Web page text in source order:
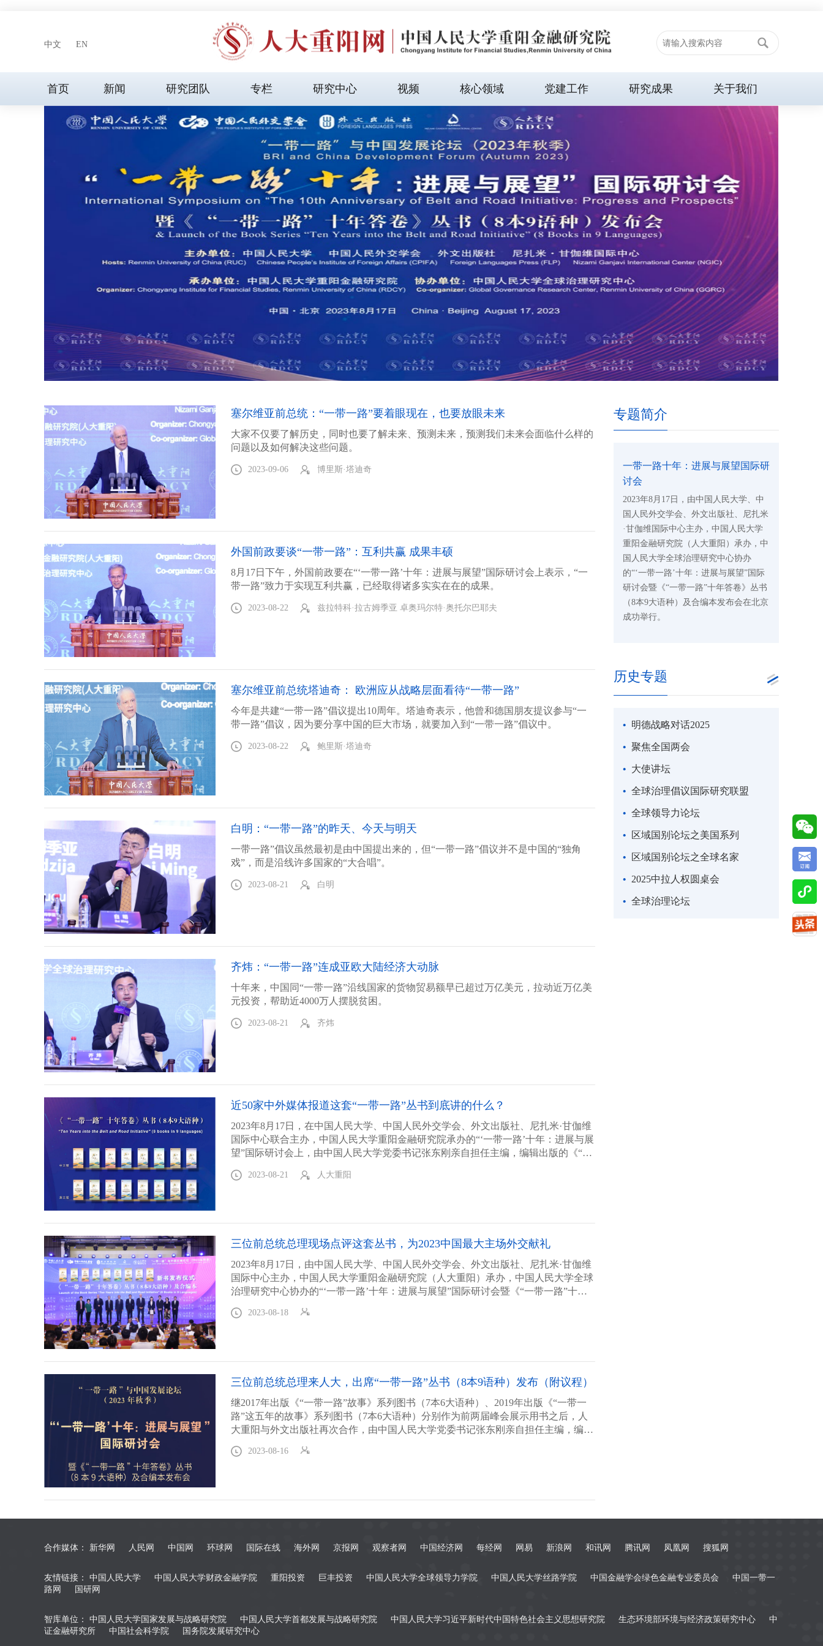
中文 EN
首页 新闻 研究团队 专栏 研究中心 视频 核心领域 党建工作 研究成果 关于我们
塞尔维亚前总统：“一带一路”要着眼现在，也要放眼未来
大家不仅要了解历史，同时也要了解未来、预测未来，预测我们未来会面临什么样的
问题以及如何解决这些问题。
2023-09-06 博里斯·塔迪奇
外国前政要谈“一带一路”：互利共赢 成果丰硕
8月17日下午，外国前政要在“‘一带一路’十年：进展与展望”国际研讨会上表示，“一
带一路”致力于实现互利共赢，已经取得诸多实实在在的成果。
2023-08-22 兹拉特科·拉古姆季亚 卓奥玛尔特·奥托尔巴耶夫
塞尔维亚前总统塔迪奇： 欧洲应从战略层面看待“一带一路”
今年是共建“一带一路”倡议提出10周年。塔迪奇表示，他曾和德国朋友提议参与“一
带一路”倡议，因为要分享中国的巨大市场，就要加入到“一带一路”倡议中。
2023-08-22 鲍里斯·塔迪奇
白明：“一带一路”的昨天、今天与明天
一带一路”倡议虽然最初是由中国提出来的，但“一带一路”倡议并不是中国的“独角
戏”，而是沿线许多国家的“大合唱”。
2023-08-21 白明
齐炜：“一带一路”连成亚欧大陆经济大动脉
十年来，中国同“一带一路”沿线国家的货物贸易额早已超过万亿美元，拉动近万亿美
元投资，帮助近4000万人摆脱贫困。
2023-08-21 齐炜
近50家中外媒体报道这套“一带一路”丛书到底讲的什么？
2023年8月17日，在中国人民大学、中国人民外交学会、外文出版社、尼扎米·甘伽维
国际中心联合主办，中国人民大学重阳金融研究院承办的“‘一带一路’十年：进展与展
望”国际研讨会上，由中国人民大学党委书记张东刚亲自担任主编，编辑出版的《“一
2023-08-21 人大重阳
三位前总统总理现场点评这套丛书，为2023中国最大主场外交献礼
2023年8月17日，由中国人民大学、中国人民外交学会、外文出版社、尼扎米·甘伽维
国际中心主办，中国人民大学重阳金融研究院（人大重阳）承办，中国人民大学全球
治理研究中心协办的“‘一带一路’十年：进展与展望”国际研讨会暨《“一带一路”十年
2023-08-18
三位前总统总理来人大，出席“一带一路”丛书（8本9语种）发布（附议程）
继2017年出版《“一带一路”故事》系列图书（7本6大语种）、2019年出版《“一带一
路”这五年的故事》系列图书（7本6大语种）分别作为前两届峰会展示用书之后，人
大重阳与外文出版社再次合作，由中国人民大学党委书记张东刚亲自担任主编，编辑
民大学与中国人民外交学会、外文出版社、尼扎米·甘伽维国际中心合作，邀请国内
2023-08-16
专题简介
一带一路十年：进展与展望国际研
讨会
2023年8月17日，由中国人民大学、中
国人民外交学会、外文出版社、尼扎米
·甘伽维国际中心主办，中国人民大学
重阳金融研究院（人大重阳）承办，中
国人民大学全球治理研究中心协办
的“‘一带一路’十年：进展与展望”国际
研讨会暨《“一带一路”十年答卷》丛书
（8本9大语种）及合编本发布会在北京
成功举行。
历史专题
明德战略对话2025
聚焦全国两会
大使讲坛
全球治理倡议国际研究联盟
全球领导力论坛
区域国别论坛之美国系列
区域国别论坛之全球名家
2025中拉人权圆桌会
全球治理论坛
合作媒体： 新华网 人民网 中国网 环球网 国际在线 海外网 京报网 观察者网 中国经济网 每经网 网易 新浪网 和讯网 腾讯网 凤凰网 搜狐网
友情链接： 中国人民大学 中国人民大学财政金融学院 重阳投资 巨丰投资 中国人民大学全球领导力学院 中国人民大学丝路学院 中国金融学会绿色金融专业委员会
中国一带一
路网
国研网
智库单位： 中国人民大学国家发展与战略研究院 中国人民大学首都发展与战略研究院 中国人民大学习近平新时代中国特色社会主义思想研究院 生态环境部环境与经济政策研究中心
中
证金融研究所
中国社会科学院 国务院发展研究中心